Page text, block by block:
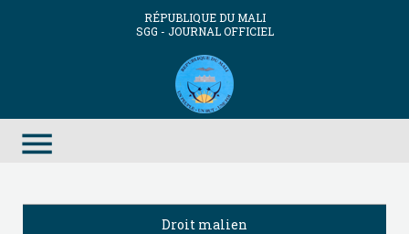
RÉPUBLIQUE DU MALI
SGG - JOURNAL OFFICIEL
menu
Droit malien